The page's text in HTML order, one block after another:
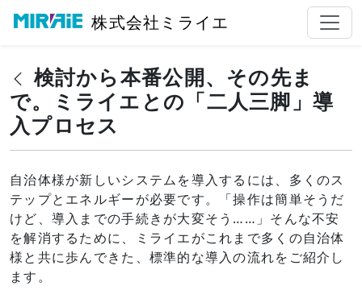
株式会社ミライエ
検討から本番公開、その先ま
で。ミライエとの「二人三脚」導
入プロセス
自治体様が新しいシステムを導入するには、多くのス
テップとエネルギーが必要です。「操作は簡単そうだ
けど、導入までの手続きが大変そう……」そんな不安
を解消するために、ミライエがこれまで多くの自治体
様と共に歩んできた、標準的な導入の流れをご紹介し
ます。